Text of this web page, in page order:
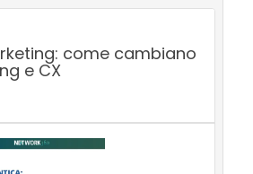
come cambiano
e CX